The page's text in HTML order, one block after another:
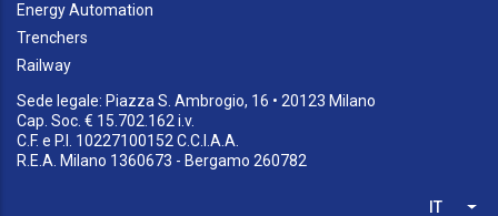
Energy Automation
Trenchers
Railway
Sede legale: Piazza S. Ambrogio, 16 • 20123 Milano
Cap. Soc. € 15.702.162 i.v.
C.F. e P.I. 10227100152 C.C.I.A.A.
R.E.A. Milano 1360673 - Bergamo 260782
IT